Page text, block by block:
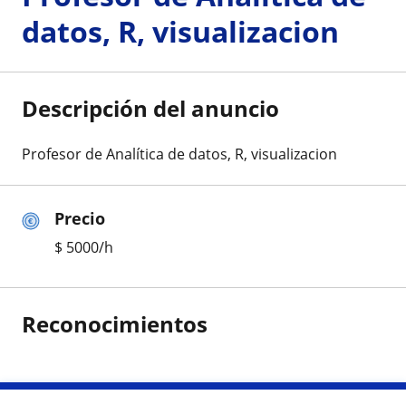
Precio
$ 5000/h
datos, R, visualizacion
Descripción del anuncio
Profesor de Analítica de datos, R, visualizacion
Reconocimientos